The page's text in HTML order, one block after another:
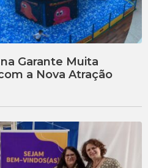
Garante Muita
a Nova Atração